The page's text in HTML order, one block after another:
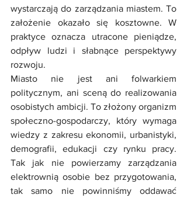
wystarczają do zarządzania miastem. To
założenie okazało się kosztowne. W
praktyce oznacza utracone pieniądze,
odpływ ludzi i słabnące perspektywy
rozwoju.
Miasto nie jest ani folwarkiem
politycznym, ani sceną do realizowania
osobistych ambicji. To złożony organizm
społeczno-gospodarczy, który wymaga
wiedzy z zakresu ekonomii, urbanistyki,
demografii, edukacji czy rynku pracy.
Tak jak nie powierzamy zarządzania
elektrownią osobie bez przygotowania,
tak samo nie powinniśmy oddawać